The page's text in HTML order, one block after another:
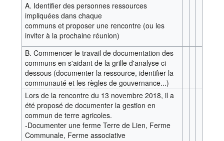
A. Identifier des personnes ressources
impliquées dans chaque
communs et proposer une rencontre (ou les
inviter à la prochaine réunion)
B. Commencer le travail de documentation des
communs en s'aidant de la grille d'analyse ci
dessous (documenter la ressource, identifier la
communauté et les règles de gouvernance...)
Lors de la rencontre du 13 novembre 2018, il a
été proposé de documenter la gestion en
commun de terre agricoles.
-Documenter une ferme Terre de Lien, Ferme
Communale, Ferme associative